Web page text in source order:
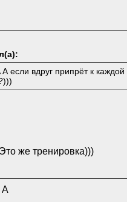
А если вдруг припрёт к
же тренировка)))
A